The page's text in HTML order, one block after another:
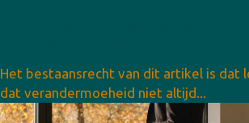
Het bestaansrecht van dit artikel is dat
dat verandermoeheid niet altijd...